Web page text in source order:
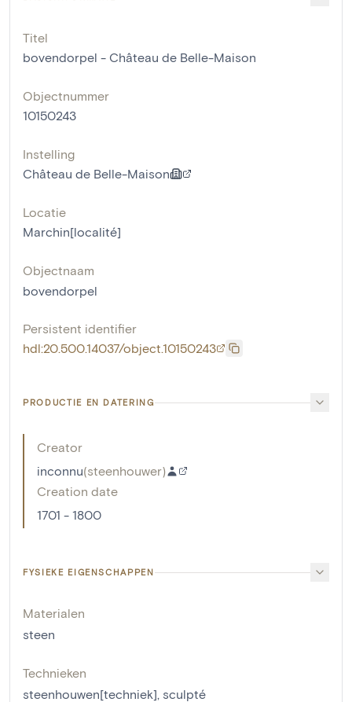
Titel
bovendorpel - Château de Belle-Maison
Objectnummer
10150243
Instelling
Château de Belle-Maison
Locatie
Marchin[localité]
Objectnaam
bovendorpel
Persistent identifier
hdl:20.500.14037/object.10150243
PRODUCTIE EN DATERING
Creator
inconnu(steenhouwer)
Creation date
1701 - 1800
FYSIEKE EIGENSCHAPPEN
Materialen
steen
Technieken
steenhouwen[techniek], sculpté